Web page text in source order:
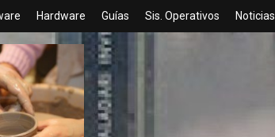
Hardware Guías Sis. Operativos Noticias